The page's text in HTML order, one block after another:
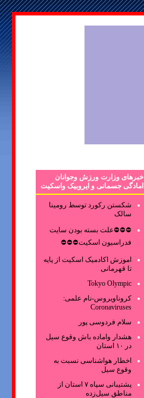
خبرهای وزارت ورزش وجوانان
امادگی جسمانی و ایروبیک واسکیت
شکستن رکورد توسط رومینا
سالک
⛔⛔⛔علت بسته بودن سایت
فدراسیون اسکیت⛔⛔⛔
اموزش اکادمیک اسکیت از پایه
تا قهرمانی
Tokyo Olympic
کروناویروس‌-نام علمی:
Coronaviruses
سلام فردوسی پور
هشدار واماده باش وقوع سیل
در ۱۰ استان
اخطار هواشناسی نسبت به
وقوع سیل
پشتیبانی سپاه ۷ استان از
مناطق سیل‌زده